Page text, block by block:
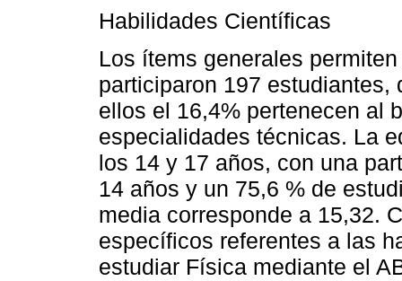
Habilidades Científicas
Los ítems generales
participaron 197
ellos el 16,4% pertenecen al
especialidades técnicas. La
los 14 y 17 años, con una
14 años y un 75,6 % de
media corresponde a 15,32.
específicos referentes a las
estudiar Física mediante el